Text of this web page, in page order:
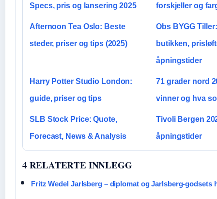
Specs, pris og lansering 2025 forskjeller og
Afternoon Tea Oslo: Beste
steder, priser og tips (2025)
Obs BYGG
butikken,
åpningstider
Harry Potter Studio London:
guide, priser og tips
71 grader nord
vinner og hva
SLB Stock Price: Quote,
Forecast, News & Analysis
Tivoli Bergen
åpningstider
4 RELATERTE INNLEGG
Fritz Wedel Jarlsberg – diplomat og Jarlsberg-godsets